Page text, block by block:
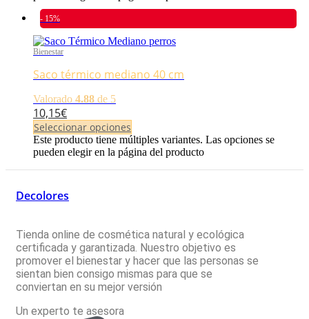
- 15%
Bienestar
Saco térmico mediano 40 cm
Valorado 4.88 de 5
10,15€
Seleccionar opciones
Este producto tiene múltiples variantes. Las opciones se
pueden elegir en la página del producto
Decolores
Tienda online de cosmética natural y ecológica
certificada y garantizada. Nuestro objetivo es
promover el bienestar y hacer que las personas se
sientan bien consigo mismas para que se
conviertan en su mejor versión
Un experto te asesora